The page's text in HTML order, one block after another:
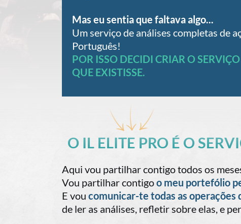
Mas eu sentia que faltava algo...
Um serviço de análises completas de
Português!
POR ISSO DECIDI CRIAR O
QUE EXISTISSE.
O IL ELITE PRO É O
Aqui vou partilhar contigo todos os
Vou partilhar contigoo meu portefólio
E vou comunicar-te todas as operações
de ler as análises, refletir sobre elas, e